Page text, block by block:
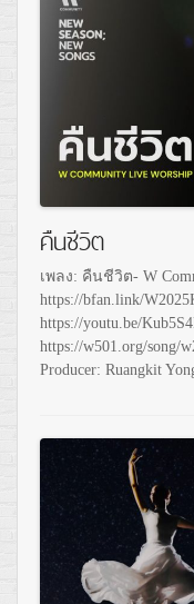
คืนชีวิต
เพลง: คืนชีวิต- W
https://bfan.link/
https://youtu.be/
https://w501.org/song/
Producer: Ruangkit